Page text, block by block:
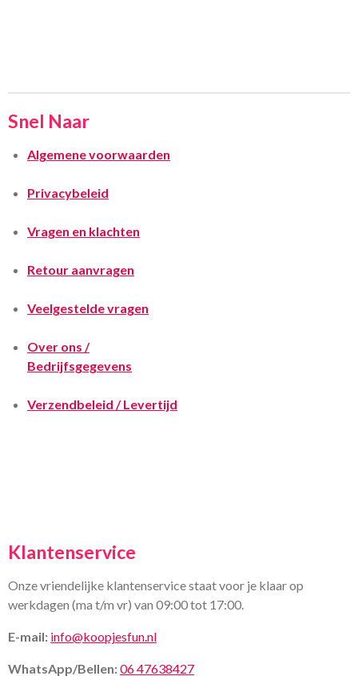
Snel Naar
Algemene voorwaarden
Privacybeleid
Vragen en klachten
Retour aanvragen
Veelgestelde vragen
Over ons /
Bedrijfsgegevens
Verzendbeleid / Levertijd
Klantenservice
Onze vriendelijke klantenservice staat voor je klaar op
werkdagen (ma t/m vr) van 09:00 tot 17:00.
E-mail: info@koopjesfun.nl
WhatsApp/Bellen:06 47638427